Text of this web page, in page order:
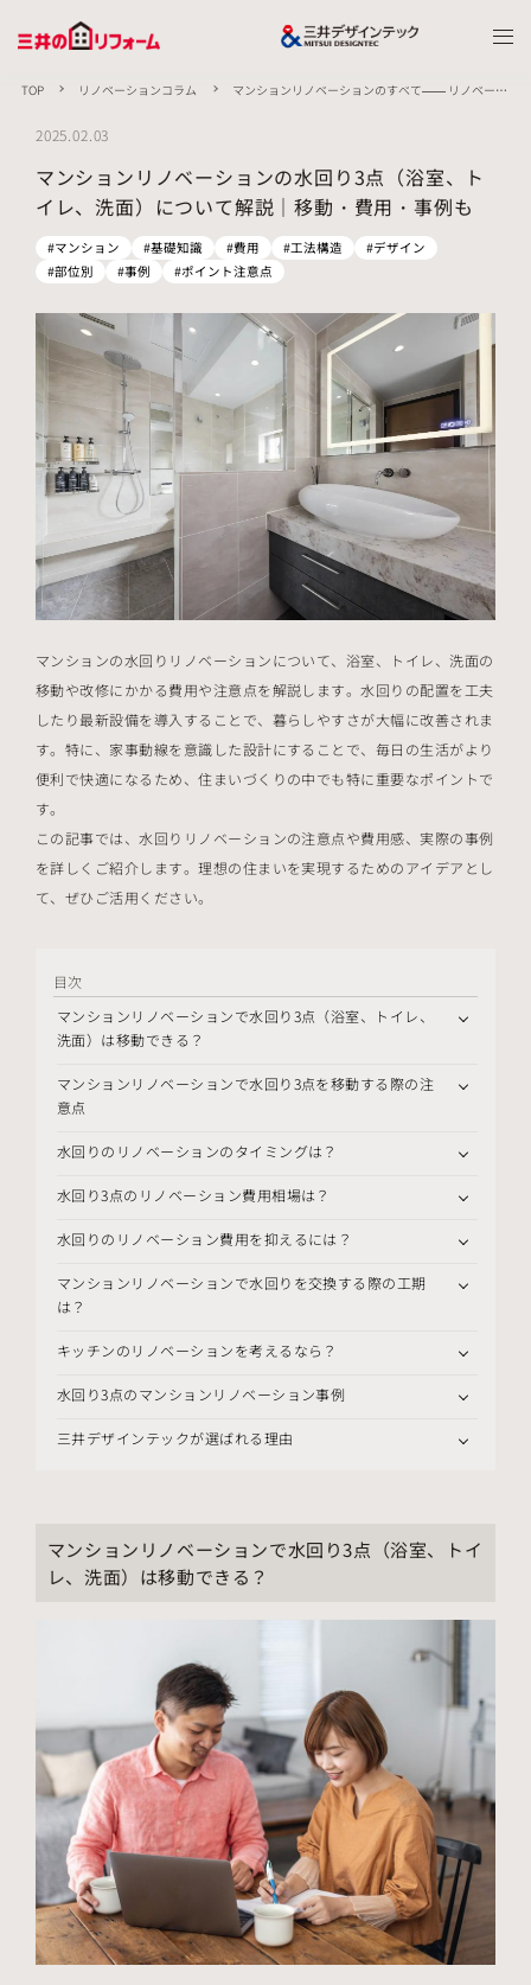
TOP リノベーションコラム
マンションリノベーションのすべて—— リノベーシ
2025.02.03
マンションリノベーションの水回り3点（浴室、ト
イレ、洗面）について解説｜移動・費用・事例も
#マンション #基礎知識 #費用 #工法構造
#デザイン
#部位別
#事例 #ポイント注意点
マンションの水回りリノベーションについて、浴室、トイレ、洗面の
移動や改修にかかる費用や注意点を解説します。水回りの配置を工夫
したり最新設備を導入することで、暮らしやすさが大幅に改善されま
す。特に、家事動線を意識した設計にすることで、毎日の生活がより
便利で快適になるため、住まいづくりの中でも特に重要なポイントで
す。
この記事では、水回りリノベーションの注意点や費用感、実際の事例
を詳しくご紹介します。理想の住まいを実現するためのアイデアとし
て、ぜひご活用ください。
目次
マンションリノベーションで水回り3点（浴室、トイレ、
洗面）は移動できる？
マンションリノベーションで水回り3点を移動する際の注
意点
水回りのリノベーションのタイミングは？
水回り3点のリノベーション費用相場は？
水回りのリノベーション費用を抑えるには？
マンションリノベーションで水回りを交換する際の工期
は？
キッチンのリノベーションを考えるなら？
水回り3点のマンションリノベーション事例
三井デザインテックが選ばれる理由
マンションリノベーションで水回り3点（浴室、トイ
レ、洗面）は移動できる？